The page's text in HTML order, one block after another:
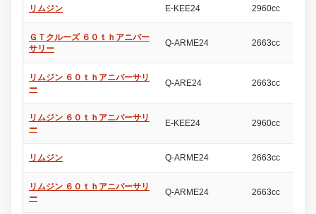
リムジン E-KEE24 2960cc
ＧＴクルーズ ６０ｔｈアニバー
サリー
Q-ARME24 2663cc
リムジン ６０ｔｈアニバーサリ
ー
Q-ARE24 2663cc
リムジン ６０ｔｈアニバーサリ
ー
E-KEE24 2960cc
リムジン Q-ARME24 2663cc
リムジン ６０ｔｈアニバーサリ
ー
Q-ARME24 2663cc